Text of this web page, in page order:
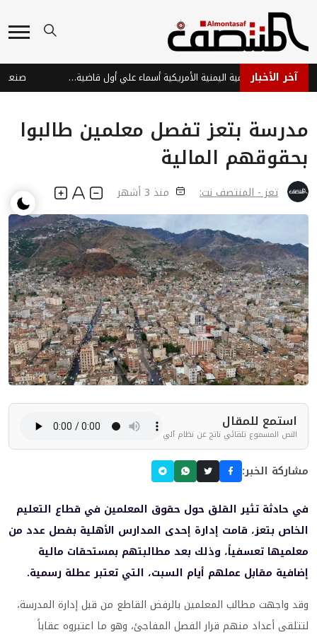
آخر الأخبار تعيين المحامية اليمنية الأمريكية أسماء علي أول قاضية في ولاية ميسيسيبي
مدرسة بتعز تفصل معلمين طالبوا
بحقوقهم المالية
تعز - المنتصف نت: منذ 3 أشهر
استمع للمقال
النص المسموع تلقائي ناتج عن نظام آلي
مشاركة الخبر:
في حادثة تثير القلق حول حقوق المعلمين في قطاع التعليم
الخاص بتعز، قامت إدارة إحدى المدارس الأهلية بفصل عدد من
معلميها تعسفياً، وذلك بعد مطالبتهم بمستحقات مالية
إضافية مقابل عملهم أيام السبت، التي تعتبر عطلة رسمية.
وقد واجهت مطالب المعلمين بالرفض القاطع من قبل إدارة المدرسة،
لتتلقى أعداد منهم قرار الفصل المفاجئ، وهو ما اعتبروه عقاباً